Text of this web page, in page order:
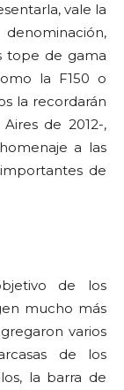
vale la
tope de gama
la F150 o
la recordarán
de 2012-,
a las
de
de los
mucho más
varios
de los
la barra de